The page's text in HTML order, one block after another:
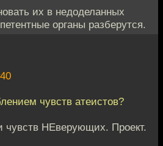
их в недоделанных
органы разберутся.
чувств атеистов?
чувств НЕверующих. Проект.